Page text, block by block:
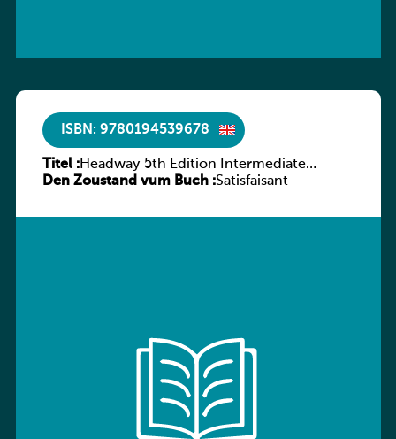
ISBN: 9780194539678
Titel :Headway 5th Edition Intermediate
Workbook without key
Den Zoustand vum Buch :Satisfaisant